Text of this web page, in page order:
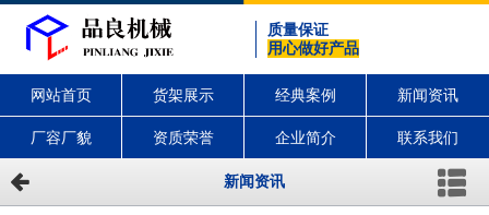
质量保证
用心做好产品
网站首页 货架展示 经典案例 新闻资讯
厂容厂貌 资质荣誉 企业简介 联系我们
新闻资讯